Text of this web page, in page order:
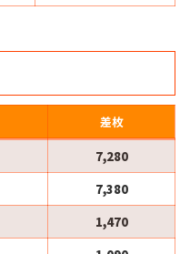
差枚
7,280
7,380
1,470